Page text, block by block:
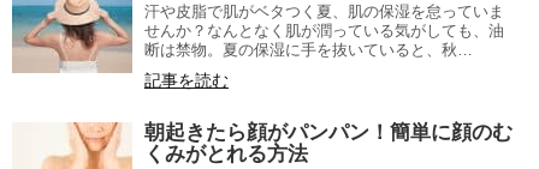
汗や皮脂で肌がベタつく夏、肌の保湿を怠っていま
せんか？なんとなく肌が潤っている気がしても、油
断は禁物。夏の保湿に手を抜いていると、秋…
記事を読む
朝起きたら顔がパンパン！簡単に顔のむ
くみがとれる方法